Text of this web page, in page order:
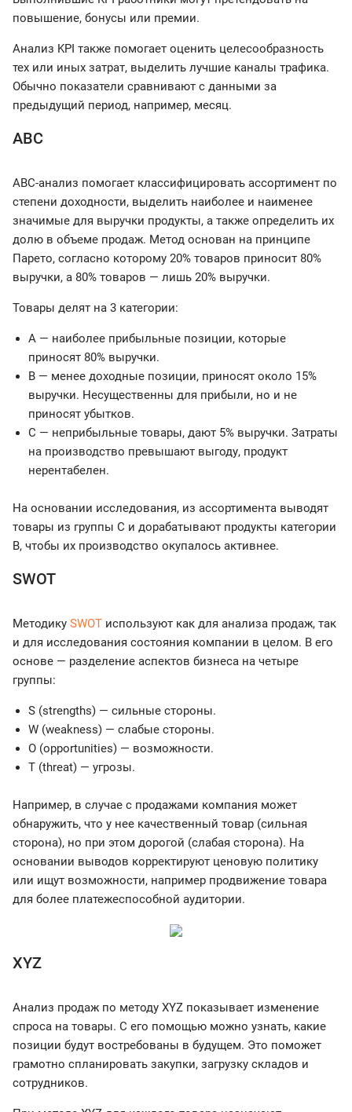
повышение, бонусы или премии.
Анализ KPI также помогает оценить целесообразность
тех или иных затрат, выделить лучшие каналы трафика.
Обычно показатели сравнивают с данными за
предыдущий период, например, месяц.
ABC
ABC-анализ помогает классифицировать ассортимент по
степени доходности, выделить наиболее и наименее
значимые для выручки продукты, а также определить их
долю в объеме продаж. Метод основан на принципе
Парето, согласно которому 20% товаров приносит 80%
выручки, а 80% товаров — лишь 20% выручки.
Товары делят на 3 категории:
A — наиболее прибыльные позиции, которые
приносят 80% выручки.
B — менее доходные позиции, приносят около 15%
выручки. Несущественны для прибыли, но и не
приносят убытков.
C — неприбыльные товары, дают 5% выручки. Затраты
на производство превышают выгоду, продукт
нерентабелен.
На основании исследования, из ассортимента выводят
товары из группы С и дорабатывают продукты категории
B, чтобы их производство окупалось активнее.
SWOT
Методику SWOT используют как для анализа продаж, так
и для исследования состояния компании в целом. В его
основе — разделение аспектов бизнеса на четыре
группы:
S (strengths) — сильные стороны.
W (weakness) — слабые стороны.
O (opportunities) — возможности.
T (threat) — угрозы.
Например, в случае с продажами компания может
обнаружить, что у нее качественный товар (сильная
сторона), но при этом дорогой (слабая сторона). На
основании выводов корректируют ценовую политику
или ищут возможности, например продвижение товара
для более платежеспособной аудитории.
XYZ
Анализ продаж по методу XYZ показывает изменение
спроса на товары. С его помощью можно узнать, какие
позиции будут востребованы в будущем. Это поможет
грамотно спланировать закупки, загрузку складов и
сотрудников.